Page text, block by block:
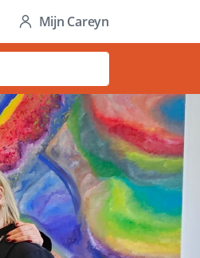
Mijn Careyn